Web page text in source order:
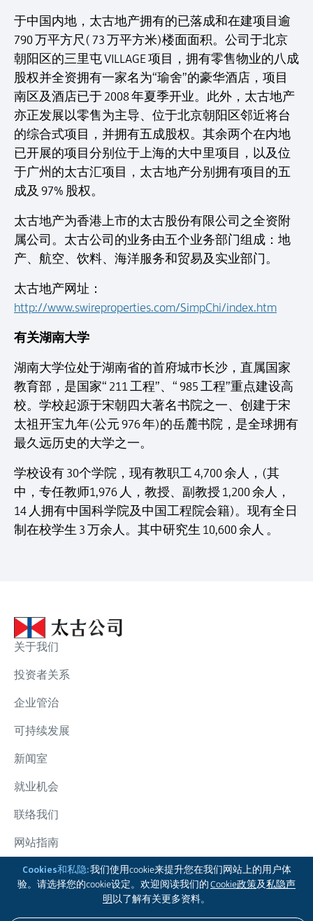
Cookies和私隐:我们使用cookie来提升您在我们网站上的用户体
验。请选择您的cookie设定。欢迎阅读我们的Cookie政策及私隐声
明 以了解有关更多资料。
于中国内地，太古地产拥有的已落成和在建项目逾
790 万平方尺( 73 万平方米)楼面面积。公司于北京
朝阳区的三里屯 VILLAGE 项目，拥有零售物业的八成
股权并全资拥有一家名为“瑜舍”的豪华酒店，项目
南区及酒店已于 2008 年夏季开业。此外，太古地产
亦正发展以零售为主导、位于北京朝阳区邻近将台
的综合式项目，并拥有五成股权。其余两个在内地
已开展的项目分别位于上海的大中里项目，以及位
于广州的太古汇项目，太古地产分别拥有项目的五
成及 97% 股权。
太古地产为香港上市的太古股份有限公司之全资附
属公司。太古公司的业务由五个业务部门组成：地
产、航空、饮料、海洋服务和贸易及实业部门。
太古地产网址：
http://www.swireproperties.com/SimpChi/index.htm
有关湖南大学
湖南大学位处于湖南省的首府城巿长沙，直属国家
教育部，是国家“ 211 工程”、“ 985 工程”重点建设高
校。学校起源于宋朝四大著名书院之一、创建于宋
太祖开宝九年(公元 976 年)的岳麓书院，是全球拥有
最久远历史的大学之一。
学校设有 30个学院，现有教职工 4,700 余人，(其
中，专任教师1,976 人，教授、副教授 1,200 余人，
14 人拥有中国科学院及中国工程院会籍)。现有全日
制在校学生 3 万余人。其中研究生 10,600 余人 。
关于我们
投资者关系
企业管治
可持续发展
新闻室
就业机会
联络我们
网站指南
太古集团